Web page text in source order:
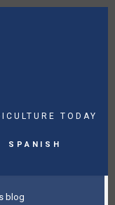
TODAY
Spanish
blog